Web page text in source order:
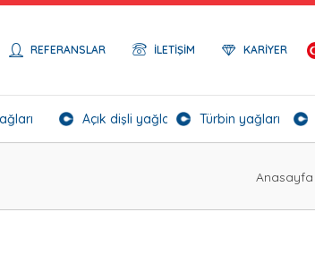
REFERANSLAR İLETIŞIM KARIYER
Açık dişli yağları Türbin yağları
Anasayfa